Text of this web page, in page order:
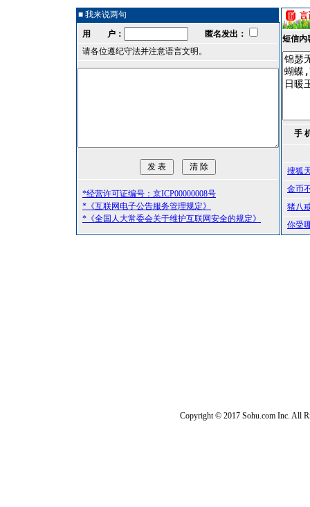
■ 我来说两句
用 户：
匿名发出：
请各位遵纪守法并注意语言文明。
*经营许可证编号：京ICP00000008号
*《互联网电子公告服务管理规定》
*《全国人大常委会关于维护互联网安全的规定》
短信内
手
搜狐
金币
猪八
你受
Copyright © 2017 Sohu.com Inc. All